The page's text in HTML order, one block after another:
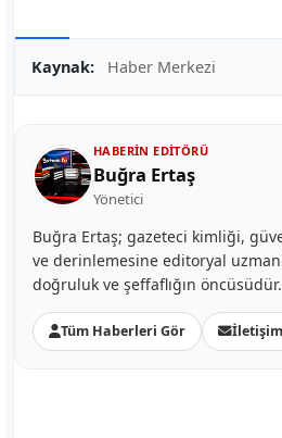
Kaynak: Haber Merkezi
HABERIN EDITÖRÜ
Buğra Ertaş
Yönetici
Buğra Ertaş; gazeteci kimliği,
ve derinlemesine editoryal
doğruluk ve şeffaflığın öncüsüdür.
Tüm Haberleri Gör